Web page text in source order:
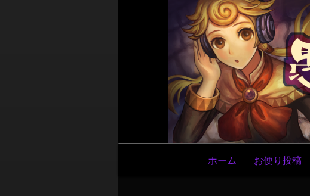
ホーム お便り投稿